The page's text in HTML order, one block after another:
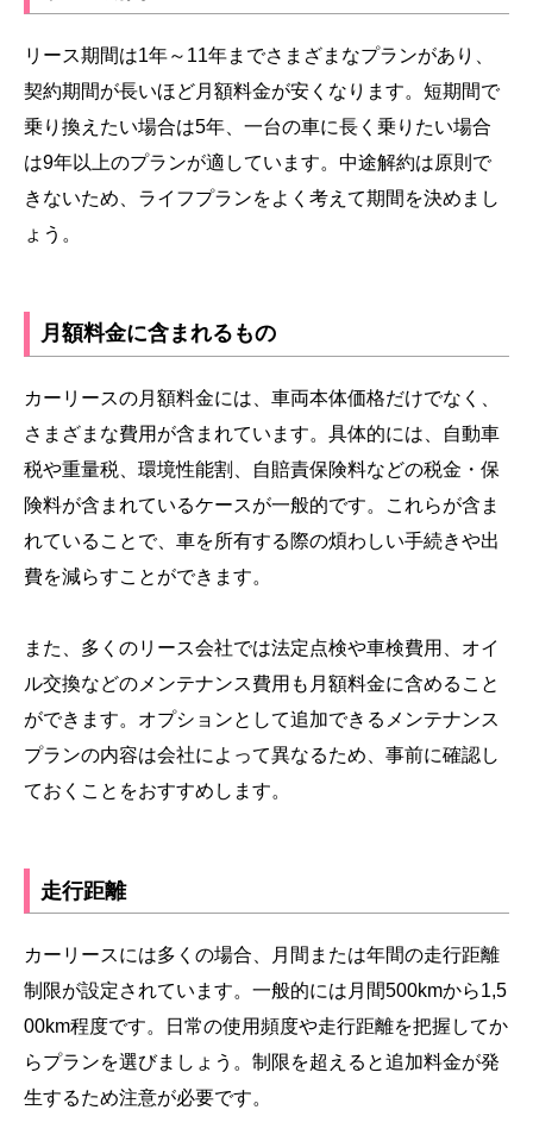
リース期間は1年～11年までさまざまなプランがあり、
契約期間が長いほど月額料金が安くなります。短期間で
乗り換えたい場合は5年、一台の車に長く乗りたい場合
は9年以上のプランが適しています。中途解約は原則で
きないため、ライフプランをよく考えて期間を決めまし
ょう。
月額料金に含まれるもの
カーリースの月額料金には、車両本体価格だけでなく、
さまざまな費用が含まれています。具体的には、自動車
税や重量税、環境性能割、自賠責保険料などの税金・保
険料が含まれているケースが一般的です。これらが含ま
れていることで、車を所有する際の煩わしい手続きや出
費を減らすことができます。
また、多くのリース会社では法定点検や車検費用、オイ
ル交換などのメンテナンス費用も月額料金に含めること
ができます。オプションとして追加できるメンテナンス
プランの内容は会社によって異なるため、事前に確認し
ておくことをおすすめします。
走行距離
カーリースには多くの場合、月間または年間の走行距離
制限が設定されています。一般的には月間500kmから1,5
00km程度です。日常の使用頻度や走行距離を把握してか
らプランを選びましょう。制限を超えると追加料金が発
生するため注意が必要です。